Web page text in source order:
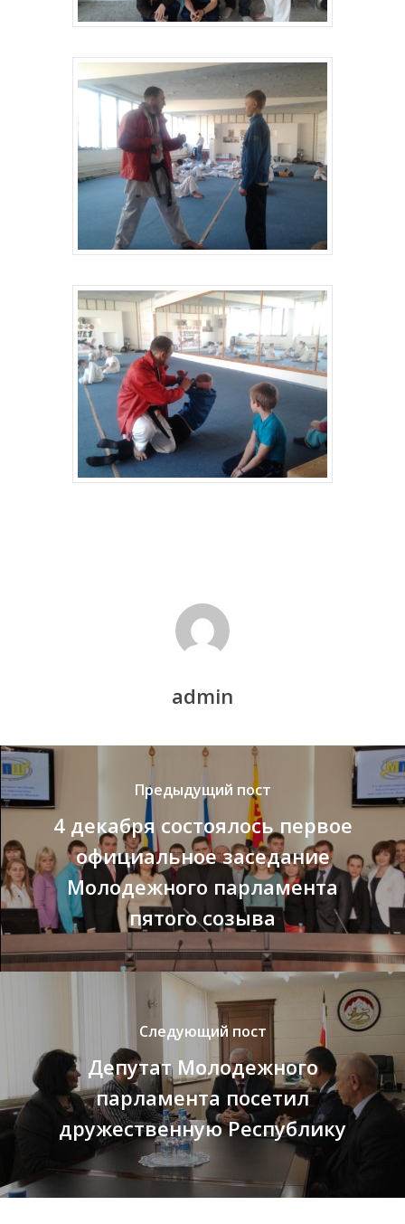
admin
Предыдущий пост
4 декабря состоялось первое
официальное заседание
Молодежного парламента
пятого созыва
Следующий пост
Депутат Молодежного
парламента посетил
дружественную Республику
Депутаты
История
Документация
Структура
Контакты